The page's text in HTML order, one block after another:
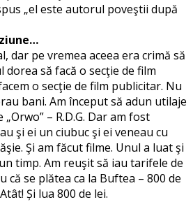
„el este autorul poveştii după
pe vremea aceea era crimă să
să facă o secţie de film
o secţie de film publicitar. Nu
bani. Am început să adun utilaje
– R.D.G. Dar am fost
şi ei un ciubuc şi ei veneau cu
Şi am făcut filme. Unul a luat şi
timp. Am reuşit să iau tarifele de
se plătea ca la Buftea – 800 de
Și lua 800 de lei.